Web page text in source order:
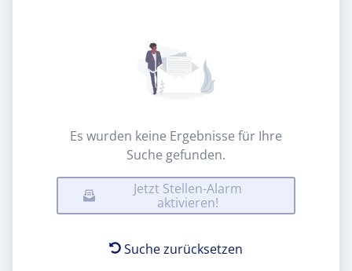
Es wurden keine Ergebnisse für Ihre
Suche gefunden.
Jetzt Stellen-Alarm
aktivieren!
Suche zurücksetzen